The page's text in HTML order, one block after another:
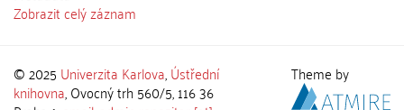
Zobrazit celý záznam
© 2025 Univerzita Karlova,Ústřední
knihovna, Ovocný trh 560/5, 116 36
Theme by